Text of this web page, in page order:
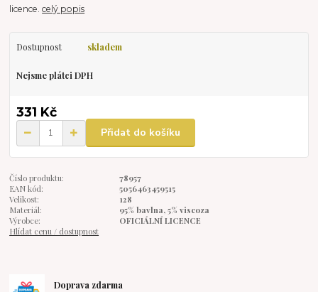
licence.celý popis
Dostupnost skladem
Nejsme plátci DPH
331 Kč
Přidat do košíku
Číslo produktu:
78957
EAN kód:
5056463459515
Velikost:
128
Materiál:
95% bavlna, 5% viscoza
Výrobce:
OFICIÁLNÍ LICENCE
Hlídat cenu / dostupnost
Doprava zdarma